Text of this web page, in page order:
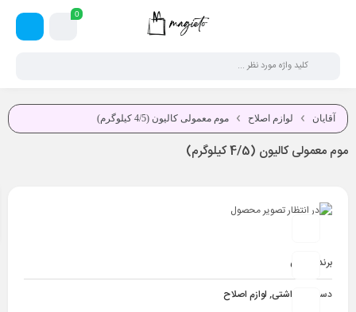
0
آقایان لوازم اصلاح موم معمولی کالیون (4/5 کیلوگرم)
موم معمولی کالیون (4/5 کیلوگرم)
برند:
کالیون
دسته :
بهداشتی, لوازم اصلاح